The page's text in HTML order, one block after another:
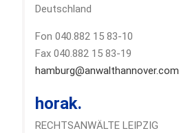
Deutschland
Fon 040.882 15 83-10
Fax 040.882 15 83-19
hamburg@anwalthannover.com
horak.
RECHTSANWÄLTE LEIPZIG